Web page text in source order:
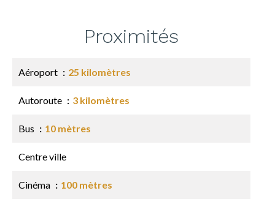
Proximités
Aéroport 25 kilomètres
Autoroute 3 kilomètres
Bus 10 mètres
Centre ville
Cinéma 100 mètres